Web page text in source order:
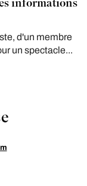
d'un membre
un spectacle...